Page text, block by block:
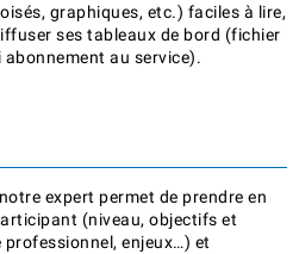
graphiques, etc.) faciles à lire,
ses tableaux de bord (fichier
abonnement au service).
expert permet de prendre en
(niveau, objectifs et
enjeux…) et